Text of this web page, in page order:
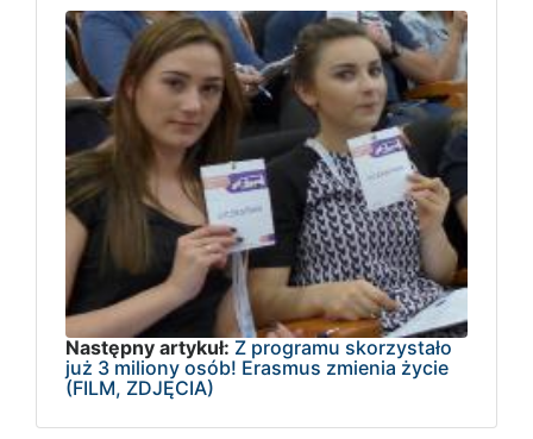
Następny artykuł: Z programu skorzystało
już 3 miliony osób! Erasmus zmienia życie
(FILM, ZDJĘCIA)